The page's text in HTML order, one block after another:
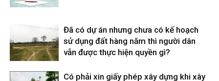
Đã có dự án nhưng chưa có kế hoạch
sử dụng đất hàng năm thì người dân
vẫn được thực hiện quyền gì?
Có phải xin giấy phép xây dựng khi xây